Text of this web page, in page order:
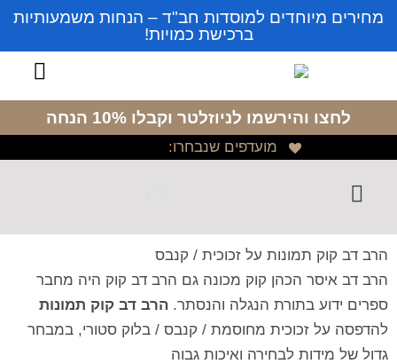
מחירים מיוחדים למוסדות חב"ד – הנחות משמעותיות
ברכישת כמויות!
לחצו והירשמו לניוזלטר וקבלו 10% הנחה
מועדפים שנבחרו:
הרב דב קוק תמונות על זכוכית / קנבס
הרב דב איסר הכהן קוק מכונה גם הרב דב קוק היה מחבר
ספרים ידוע בתורת הנגלה והנסתר. הרב דב קוק תמונות
להדפסה על זכוכית מחוסמת / קנבס / בלוק סטורי, במבחר
גדול של מידות לבחירה ואיכות גבוה